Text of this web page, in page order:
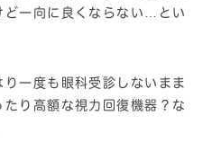
ど一向に良くならない…とい
一度も眼科受診しないまま
たり高額な視力回復機器？な